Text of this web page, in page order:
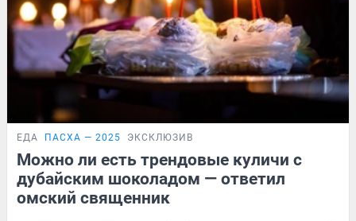
ЕДА ПАСХА — 2025 ЭКСКЛЮЗИВ
Можно ли есть трендовые куличи с
дубайским шоколадом — ответил
омский священник